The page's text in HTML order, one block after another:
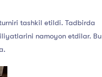
tashkil etildi. Tadbirda
namoyon etdilar. Bu